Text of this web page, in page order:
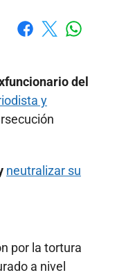
del
y
neutralizar su
por la tortura
a nivel